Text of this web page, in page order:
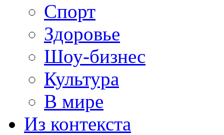
Спорт
Здоровье
Шоу-бизнес
Культура
В мире
Из контекста